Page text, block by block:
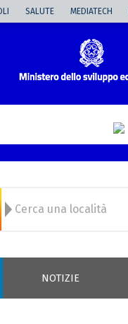
SALUTE MEDIATECH
NOTIZIE